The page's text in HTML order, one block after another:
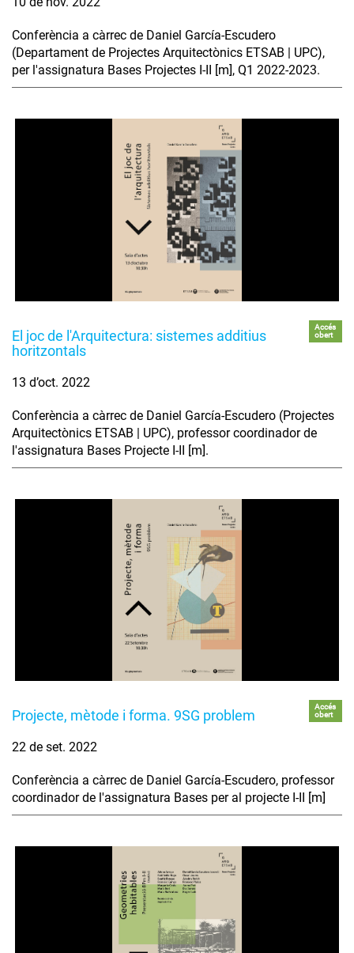
Conferència a càrrec de Daniel García-Escudero
(Departament de Projectes Arquitectònics ETSAB | UPC),
per l'assignatura Bases Projectes I-II [m], Q1 2022-2023.
El joc de l'Arquitectura: sistemes additius
horitzontals
Accés
obert
13 d’oct. 2022
Conferència a càrrec de Daniel García-Escudero (Projectes
Arquitectònics ETSAB | UPC), professor coordinador de
l'assignatura Bases Projecte I-II [m].
Projecte, mètode i forma. 9SG problem
Accés
obert
22 de set. 2022
Conferència a càrrec de Daniel García-Escudero, professor
coordinador de l'assignatura Bases per al projecte I-II [m]